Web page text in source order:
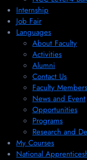
Internship
Job Fair
Languages
About Faculty
Activities
Alumni
Contact Us
Faculty Members
News and Event
Opportunities
Programs
Research and
My Courses
National